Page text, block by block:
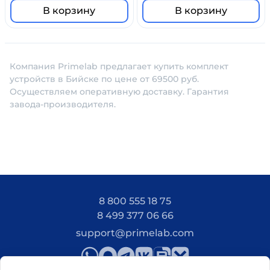
В корзину В корзину
Компания Primelab предлагает купить комплект
устройств в Бийске по цене от 69500 руб.
Осуществляем оперативную доставку. Гарантия
завода-производителя.
8 800 555 18 75
8 499 377 06 66
support@primelab.com